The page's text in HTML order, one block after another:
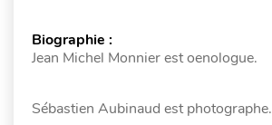
Biographie :
Jean Michel Monnier est oenologue.
Sébastien Aubinaud est photographe.